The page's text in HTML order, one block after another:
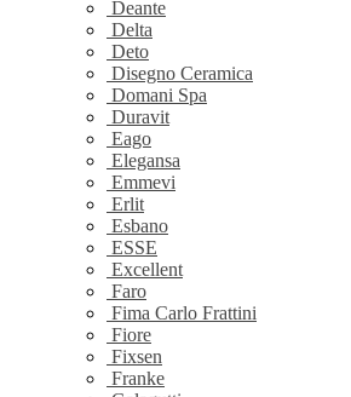
Deante
Delta
Deto
Disegno Ceramica
Domani Spa
Duravit
Eago
Elegansa
Emmevi
Erlit
Esbano
ESSE
Excellent
Faro
Fima Carlo Frattini
Fiore
Fixsen
Franke